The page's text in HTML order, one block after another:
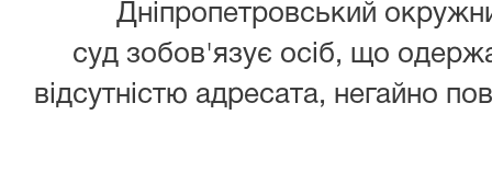
Дніпропетровський
суд зобов'язує осіб, що
відсутністю адресата, негайно